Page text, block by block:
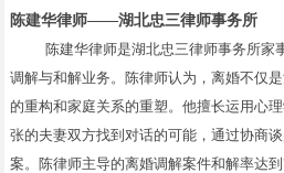
陈建华律师——湖北忠三律师事务所
陈建华律师是湖北忠三律师事务所家
调解与和解业务。陈律师认为，离婚不仅
的重构和家庭关系的重塑。他擅长运用心
张的夫妻双方找到对话的可能，通过协商
案。陈律师主导的离婚调解案件和解率达